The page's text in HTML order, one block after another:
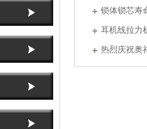
锁体锁芯寿
耳机线拉力
热烈庆祝奥
任